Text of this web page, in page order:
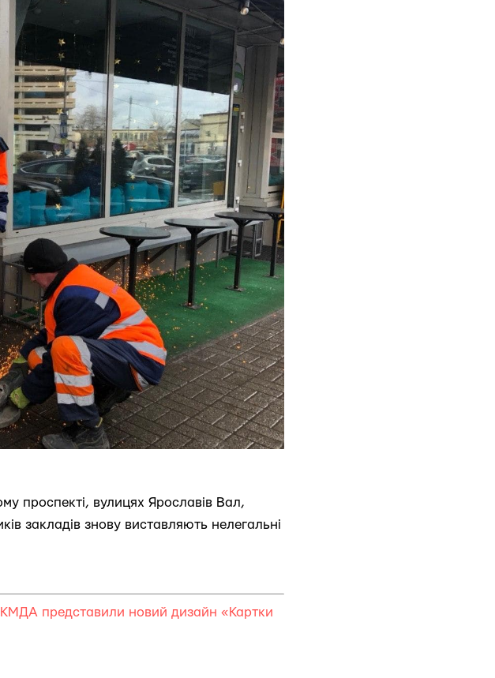
проспекті, вулицях Ярославів Вал,
закладів знову виставляють нелегальні
представили новий дизайн «Картки